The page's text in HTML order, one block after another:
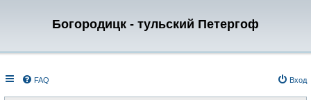
Богородицк - тульский Петергоф
FAQ Вход